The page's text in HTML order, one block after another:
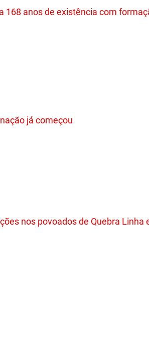
168 anos de existência com
já começou
nos povoados de Quebra Linha